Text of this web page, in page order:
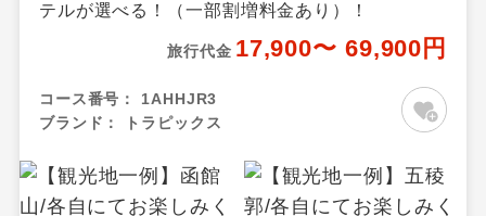
テルが選べる！（一部割増料金あり）！
旅行代金 17,900〜 69,900円
コース番号：
1AHHJR3
ブランド：
トラピックス